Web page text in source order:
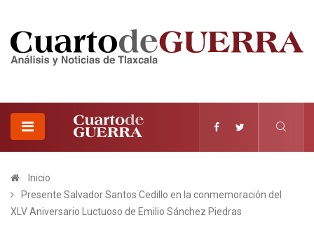
Inicio
Presente Salvador Santos Cedillo en la conmemoración del
XLV Aniversario Luctuoso de Emilio Sánchez Piedras